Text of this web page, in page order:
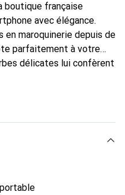
boutique française
avec élégance.
en maroquinerie depuis de
parfaitement à votre
délicates lui confèrent
Reconnaître
pour une clientèle